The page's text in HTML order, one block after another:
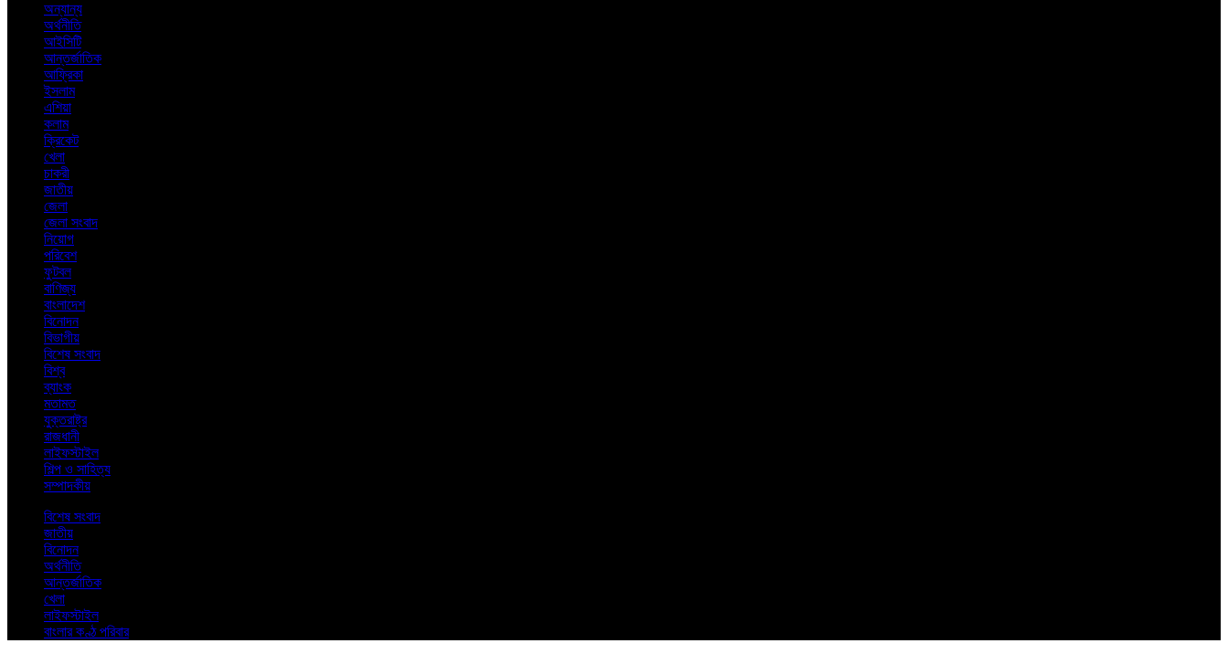
অন্যান্য
অর্থনীতি
আইসিটি
আন্তর্জাতিক
আফ্রিকা
ইসলাম
এশিয়া
কলাম
ক্রিকেট
খেলা
চাকরী
জাতীয়
জেলা
জেলা সংবাদ
নিয়োগ
পরিবেশ
ফুটবল
বাণিজ্য
বাংলাদেশ
বিনোদন
বিভাগীয়
বিশেষ সংবাদ
বিশ্ব
ব্যাংক
মতামত
যুক্তরাষ্ট্র
রাজধানী
লাইফস্টাইল
শিল্প ও সাহিত্য
সম্পাদকীয়
বিশেষ সংবাদ
জাতীয়
বিনোদন
অর্থনীতি
আন্তর্জাতিক
খেলা
লাইফস্টাইল
বাংলার কণ্ঠ পরিবার